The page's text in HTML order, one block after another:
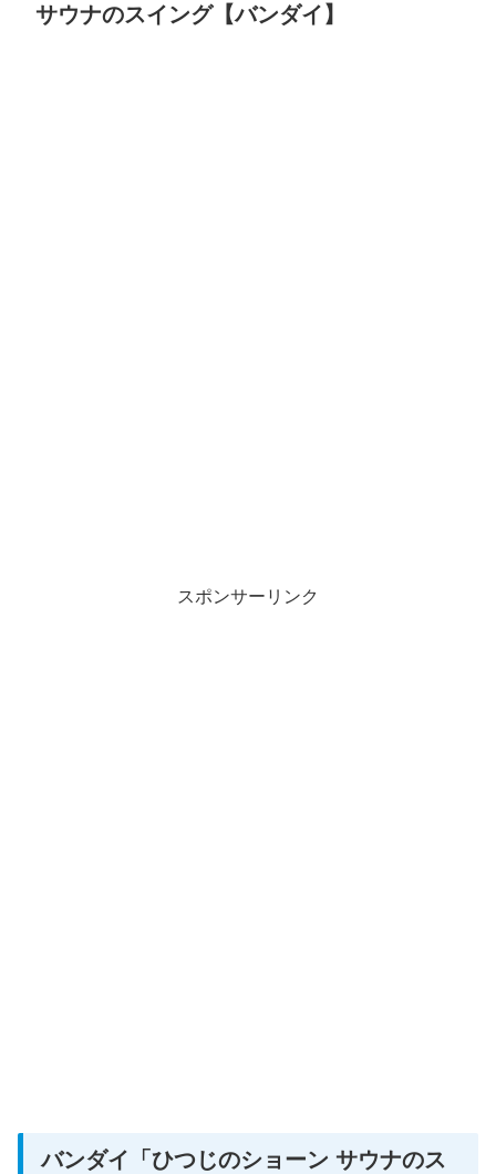
サウナのスイング【バンダイ】
スポンサーリンク
バンダイ 「ひつじのショーン サウナのス